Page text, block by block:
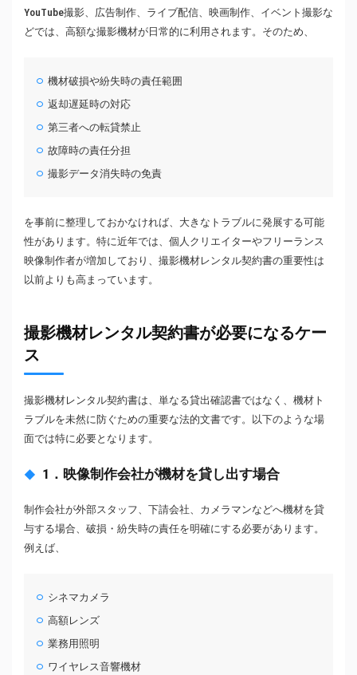
YouTube撮影、広告制作、ライブ配信、映画制作、イベント撮影な
どでは、高額な撮影機材が日常的に利用されます。そのため、
機材破損や紛失時の責任範囲
返却遅延時の対応
第三者への転貸禁止
故障時の責任分担
撮影データ消失時の免責
を事前に整理しておかなければ、大きなトラブルに発展する可能
性があります。特に近年では、個人クリエイターやフリーランス
映像制作者が増加しており、撮影機材レンタル契約書の重要性は
以前よりも高まっています。
撮影機材レンタル契約書が必要になるケー
ス
撮影機材レンタル契約書は、単なる貸出確認書ではなく、機材ト
ラブルを未然に防ぐための重要な法的文書です。以下のような場
面では特に必要となります。
1．映像制作会社が機材を貸し出す場合
制作会社が外部スタッフ、下請会社、カメラマンなどへ機材を貸
与する場合、破損・紛失時の責任を明確にする必要があります。
例えば、
シネマカメラ
高額レンズ
業務用照明
ワイヤレス音響機材